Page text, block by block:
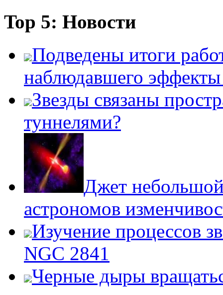
Top 5: Новости
Подведены итоги
наблюдавшего
Звезды связаны
туннелями?
Джет
астрономов
Изучение процессов
NGC 2841
Черные дыры